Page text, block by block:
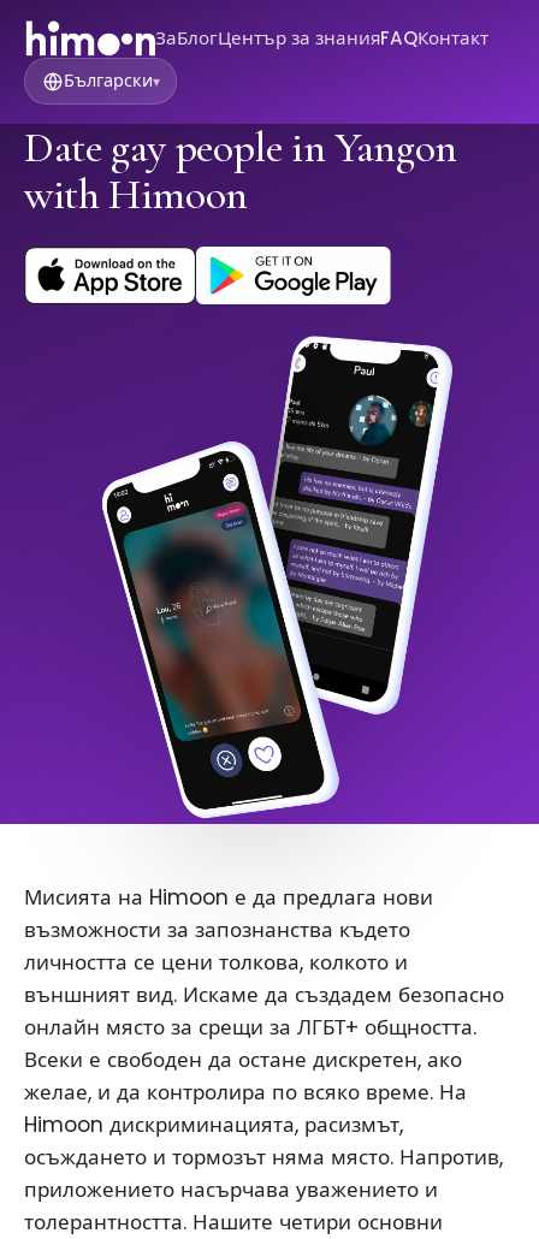
ЗаБлогЦентър за знанияFAQКонтакт
Български▾
Date gay people in Yangon
with Himoon
Мисията на Himoon е да предлага нови
възможности за запознанства където
личността се цени толкова, колкото и
външният вид. Искаме да създадем безопасно
онлайн място за срещи за ЛГБТ+ общността.
Всеки е свободен да остане дискретен, ако
желае, и да контролира по всяко време. На
Himoon дискриминацията, расизмът,
осъждането и тормозът няма място. Напротив,
приложението насърчава уважението и
толерантността. Нашите четири основни